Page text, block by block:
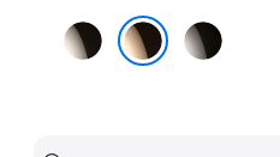
原
色
石
板